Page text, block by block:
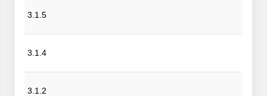
3.1.5
3.1.4
3.1.2